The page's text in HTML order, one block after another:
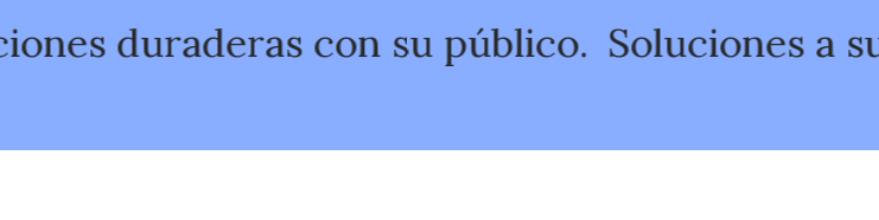
con su público. Soluciones a su